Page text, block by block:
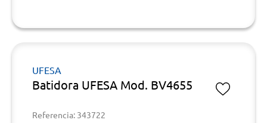
UFESA
Batidora UFESA Mod. BV4655
Referencia: 343722